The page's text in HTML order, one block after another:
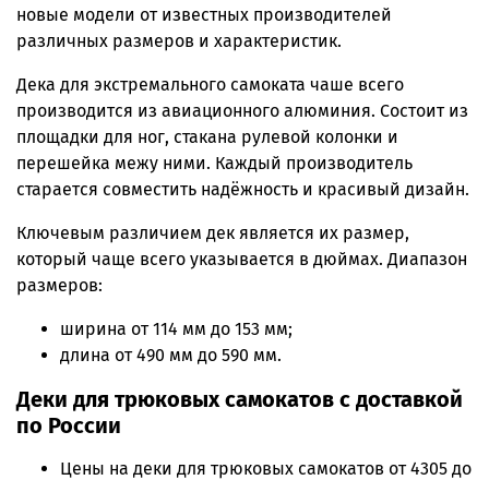
новые модели от известных производителей
различных размеров и характеристик.
Дека для экстремального самоката чаше всего
производится из авиационного алюминия. Состоит из
площадки для ног, стакана рулевой колонки и
перешейка межу ними. Каждый производитель
старается совместить надёжность и красивый дизайн.
Ключевым различием дек является их размер,
который чаще всего указывается в дюймах. Диапазон
размеров:
ширина от 114 мм до 153 мм;
длина от 490 мм до 590 мм.
Деки для трюковых самокатов с доставкой
по России
Цены на деки для трюковых самокатов от 4305 до